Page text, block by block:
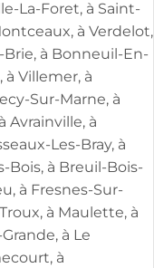
La-Foret, à Saint-
à Verdelot,
à Bonneuil-En-
à Villemer, à
Sur-Marne, à
Avrainville, à
Les-Bray, à
Bois, à Breuil-Bois-
à Fresnes-Sur-
à Maulette, à
à Le
à